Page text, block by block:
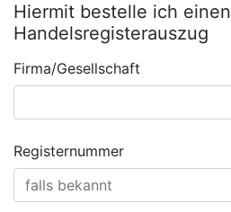
Hiermit bestelle ich einen
Handelsregisterauszug
Firma/Gesellschaft
Registernummer